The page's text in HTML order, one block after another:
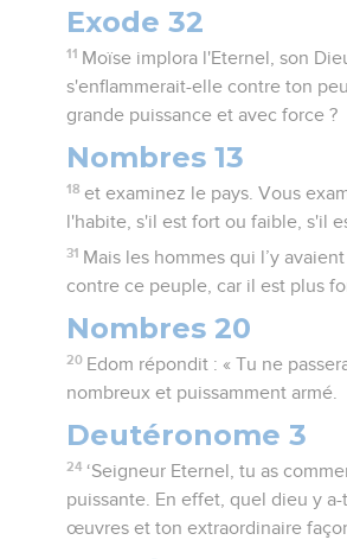
Exode 32
11 Moïse implora l'Eternel, son
s'enflammerait-elle contre ton
grande puissance et avec force ?
Nombres 13
18 et examinez le pays. Vous
l'habite, s'il est fort ou faible, s'il
31 Mais les hommes qui l’y
contre ce peuple, car il est plus
Nombres 20
20 Edom répondit : « Tu ne
nombreux et puissamment armé.
Deutéronome 3
24 ‘Seigneur Eternel, tu as
puissante. En effet, quel dieu y
œuvres et ton extraordinaire